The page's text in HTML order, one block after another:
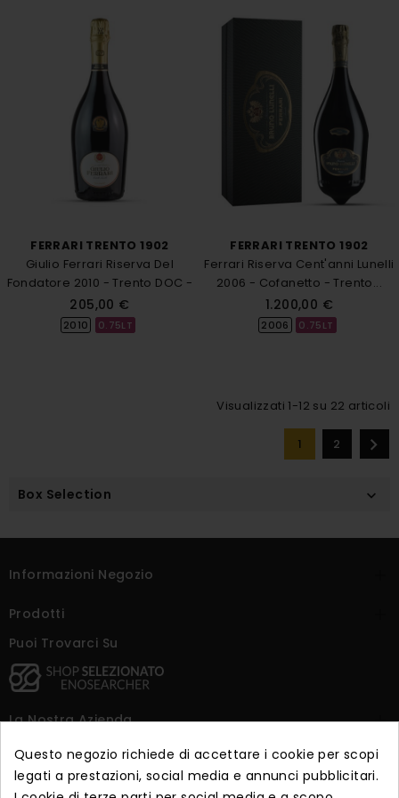
FERRARI TRENTO 1902
Giulio Ferrari Riserva Del
Fondatore 2010 - Trento DOC -
Ferrari
205,00 €
2010 0.75LT
FERRARI TRENTO 1902
Ferrari Riserva Cent'anni Lunelli
2006 - Cofanetto - Trento...
1.200,00 €
2006 0.75LT
Visualizzati 1-12 su 22 articoli
1 2 
Box Selection 
Informazioni Negozio
Prodotti
Puoi Trovarci Su
La Nostra Azienda 
Dicono Di Noi 
Questo negozio richiede di accettare i cookie per scopi
legati a prestazioni, social media e annunci pubblicitari.